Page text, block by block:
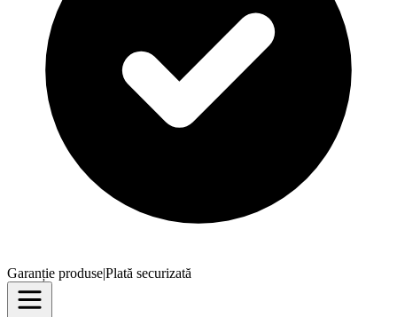
Garanție produse|Plată securizată